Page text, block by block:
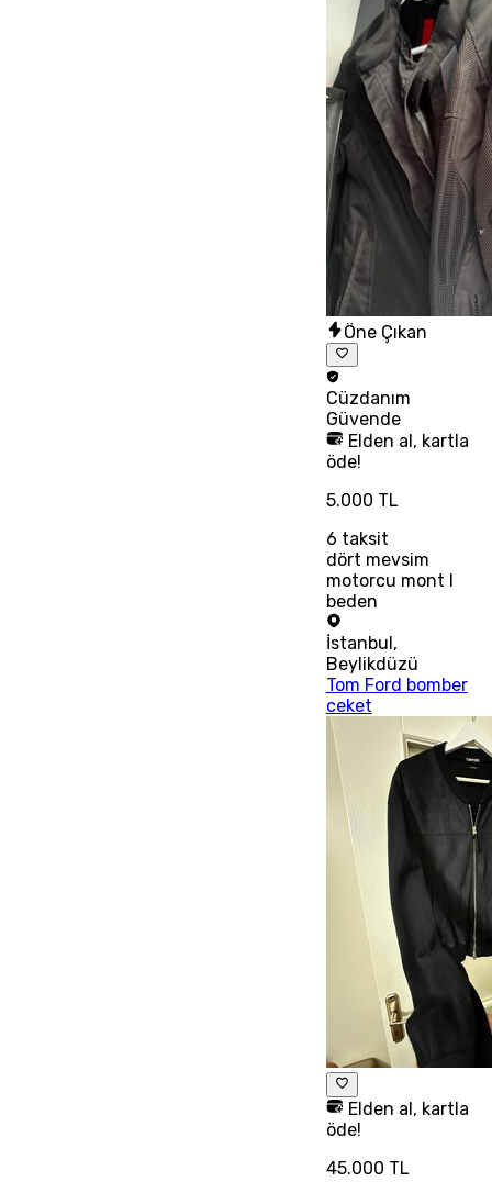
Öne Çıkan
Cüzdanım
Güvende
Elden al, kartla
öde!
5.000 TL
6 taksit
dört mevsim
motorcu mont l
beden
İstanbul ,
Beylikdüzü
Tom Ford bomber
ceket
Elden al, kartla
öde!
45.000 TL